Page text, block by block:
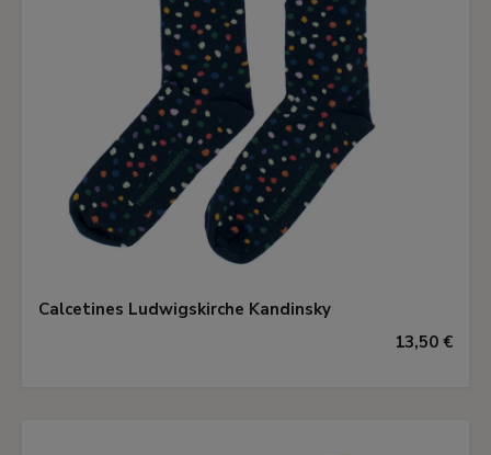
Calcetines Ludwigskirche Kandinsky
13,50 €